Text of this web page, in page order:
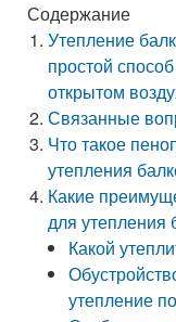
Содержание
Утепление
простой
открытом
Связанные
Что такое
утепления
Какие
для утепления
Какой
утепление